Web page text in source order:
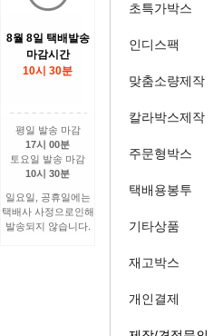
8월 8일 택배발송
마감시간
10시 30분
평일 발송 마감
17시 00분
토요일 발송 마감
10시 30분
일요일, 공휴일에는
택배사 사정으로인해
발송되지 않습니다.
초특가박스
인디스팩
맞춤소량제작
칼라박스제작
주문형박스
택배용봉투
기타상품
재고박스
개인결제